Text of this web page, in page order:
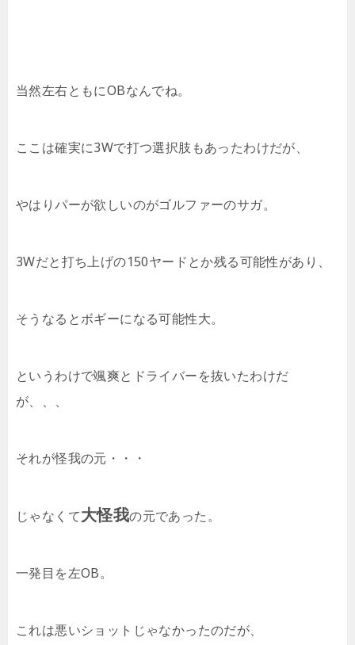
当然左右ともにOBなんでね。
ここは確実に3Wで打つ選択肢もあったわけだが、
やはりパーが欲しいのがゴルファーのサガ。
3Wだと打ち上げの150ヤードとか残る可能性があり、
そうなるとボギーになる可能性大。
というわけで颯爽とドライバーを抜いたわけだ
が、、、
それが怪我の元・・・
じゃなくて大怪我の元であった。
一発目を左OB。
これは悪いショットじゃなかったのだが、